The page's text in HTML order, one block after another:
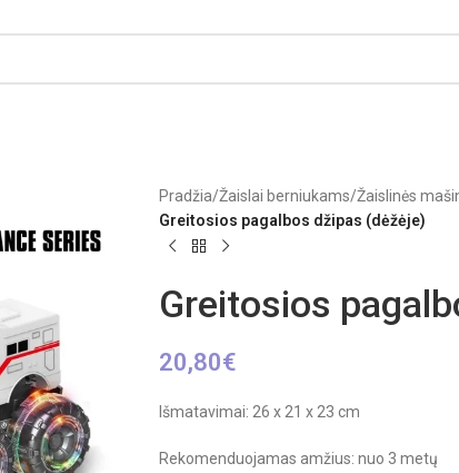
Pradžia/Žaislai berniukams/Žaislinės
Greitosios pagalbos džipas (dėžėje)
Greitosios
20,80€
Išmatavimai: 26 x 21 x 23 cm
Rekomenduojamas amžius: nuo 3 metų